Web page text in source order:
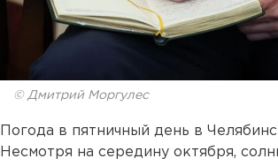
© Дмитрий Моргулес
Погода в пятничный день в
Несмотря на середину октября,